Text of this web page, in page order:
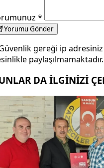
*
Yorumu Gönder
gereği ip adresiniz
paylaşılmamaktadır.
DA İLGİNİZİ